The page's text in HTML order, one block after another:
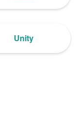
Unity